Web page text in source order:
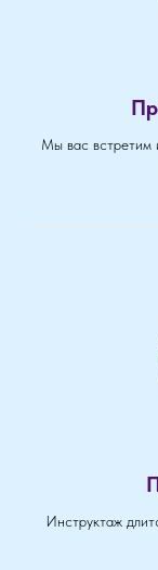
Мы вас встретим
Инструктаж